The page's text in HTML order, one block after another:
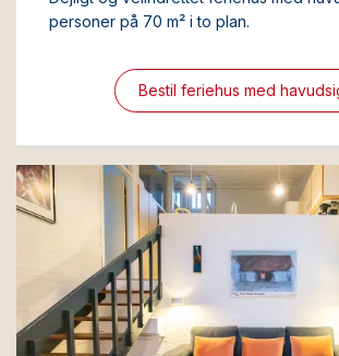
personer på 70 m² i to plan.
Bestil feriehus med